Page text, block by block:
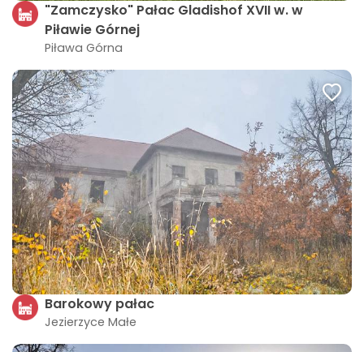
"Zamczysko" Pałac Gladishof XVII w. w
Piławie Górnej
Piława Górna
Barokowy pałac
Jezierzyce Małe